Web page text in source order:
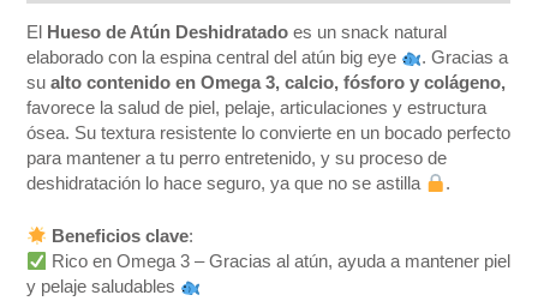
El Hueso de Atún Deshidratado es un snack natural
elaborado con la espina central del atún big eye
. Gracias a
sualto contenido en Omega 3, calcio, fósforo y colágeno,
favorece la salud de piel, pelaje, articulaciones y estructura
ósea. Su textura resistente lo convierte en un bocado perfecto
para mantener a tu perro entretenido, y su proceso de
deshidratación lo hace seguro, ya que no se astilla
.
Beneficios clave:
Rico en Omega 3 – Gracias al atún, ayuda a mantener piel
y pelaje saludables